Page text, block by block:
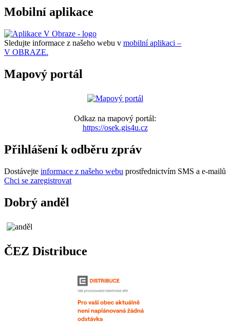
Mobilní aplikace
Sledujte informace z našeho webu v mobilní aplikaci –
V OBRAZE.
Mapový portál
Odkaz na mapový portál:
https://osek.gis4u.cz
Přihlášení k odběru zpráv
Dostávejte informace z našeho webu prostřednictvím SMS a e-mailů
Chci se zaregistrovat
Dobrý anděl
ČEZ Distribuce